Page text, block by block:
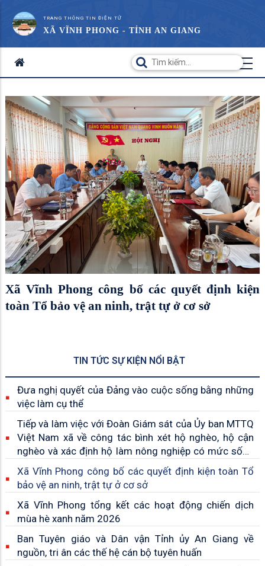
TRANG THÔNG TIN ĐIỆN TỬ
XÃ VĨNH PHONG - TỈNH AN GIANG
Xã Vĩnh Phong công bố các quyết định kiện
toàn Tổ bảo vệ an ninh, trật tự ở cơ sở
TIN TỨC SỰ KIỆN NỔI BẬT
Đưa nghị quyết của Đảng vào cuộc sống bằng những
việc làm cụ thể
Tiếp và làm việc với Đoàn Giám sát của Ủy ban MTTQ
Việt Nam xã về công tác bình xét hộ nghèo, hộ cận
nghèo và xác định hộ làm nông nghiệp có mức sống
trung bình năm 2025
Xã Vĩnh Phong công bố các quyết định kiện toàn Tổ
bảo vệ an ninh, trật tự ở cơ sở
Xã Vĩnh Phong tổng kết các hoạt động chiến dịch
mùa hè xanh năm 2026
Ban Tuyên giáo và Dân vận Tỉnh ủy An Giang về
nguồn, tri ân các thế hệ cán bộ tuyên huấn